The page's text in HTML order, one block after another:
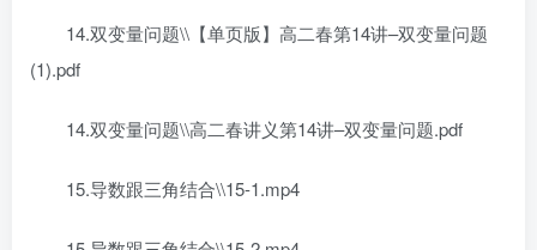
14.双变量问题\\【单页版】高二春第14讲–双变量问题
(1).pdf
14.双变量问题\\高二春讲义第14讲–双变量问题.pdf
15.导数跟三角结合\\15-1.mp4